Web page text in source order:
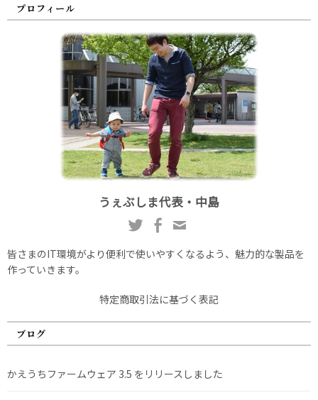
プロフィール
うぇぶしま代表・中島
皆さまのIT環境がより便利で使いやすくなるよう、魅力的な製品を
作っていきます。
特定商取引法に基づく表記
ブログ
かえうちファームウェア 3.5 をリリースしました